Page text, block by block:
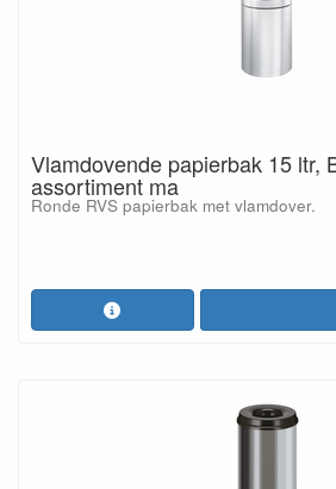
Vlamdovende papierbak 15 ltr,
assortiment ma
Ronde RVS papierbak met vlamdover.